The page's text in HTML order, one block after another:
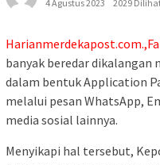
4 Agustus 2023
2029
banyak beredar dikalangan
dalam bentuk Application
melalui pesan WhatsApp,
media sosial lainnya.
Menyikapi hal tersebut,